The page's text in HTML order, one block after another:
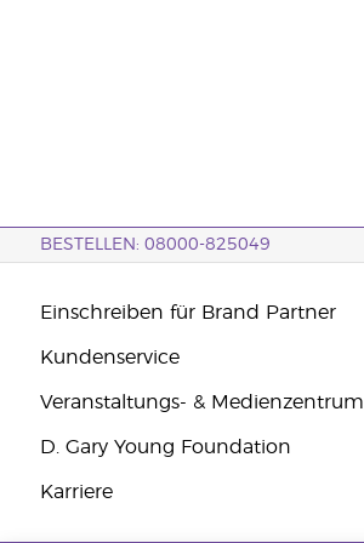
BESTELLEN: 08000-825049
Einschreiben für Brand Partner
Kundenservice
Veranstaltungs- & Medienzentrum
D. Gary Young Foundation
Karriere